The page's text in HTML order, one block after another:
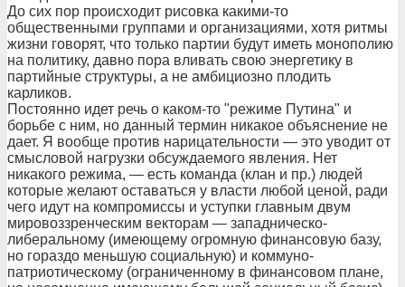
До сих пор происходит рисовка какими-то
общественными группами и организациями, хотя ритмы
жизни говорят, что только партии будут иметь монополию
на политику, давно пора вливать свою энергетику в
партийные структуры, а не амбициозно плодить
карликов.
Постоянно идет речь о каком-то "режиме Путина" и
борьбе с ним, но данный термин никакое объяснение не
дает. Я вообще против нарицательности — это уводит от
смысловой нагрузки обсуждаемого явления. Нет
никакого режима, — есть команда (клан и пр.) людей
которые желают оставаться у власти любой ценой, ради
чего идут на компромиссы и уступки главным двум
мировоззренческим векторам — западническо-
либеральному (имеющему огромную финансовую базу,
но гораздо меньшую социальную) и коммуно-
патриотическому (ограниченному в финансовом плане,